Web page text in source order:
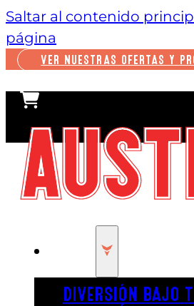
Saltar al contenido
página
VER NUESTRAS OFERTAS Y
DIVERSIÓN BAJO